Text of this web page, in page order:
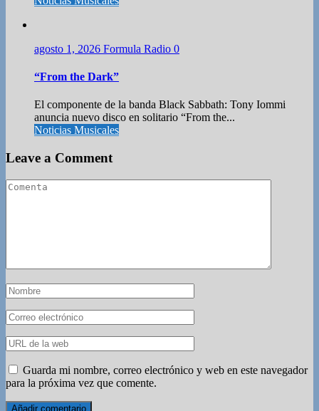
agosto 1, 2026 Formula Radio 0
“From the Dark”
El componente de la banda Black Sabbath: Tony Iommi
anuncia nuevo disco en solitario “From the...
Noticias Musicales
Leave a Comment
Guarda mi nombre, correo electrónico y web en este navegador
para la próxima vez que comente.